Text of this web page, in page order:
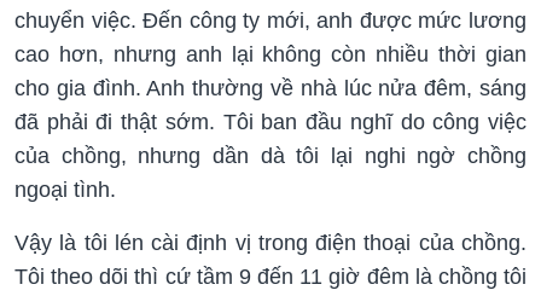
chuyển việc. Đến công ty mới, anh được mức lương
cao hơn, nhưng anh lại không còn nhiều thời gian
cho gia đình. Anh thường về nhà lúc nửa đêm, sáng
đã phải đi thật sớm. Tôi ban đầu nghĩ do công việc
của chồng, nhưng dần dà tôi lại nghi ngờ chồng
ngoại tình.
Vậy là tôi lén cài định vị trong điện thoại của chồng.
Tôi theo dõi thì cứ tầm 9 đến 11 giờ đêm là chồng tôi